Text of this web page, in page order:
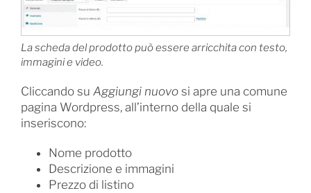
La scheda del prodotto può essere arricchita con testo,
immagini e video.
Cliccando su Aggiungi nuovosi apre una comune
pagina Wordpress, all’interno della quale si
inseriscono:
Nome prodotto
Descrizione e immagini
Prezzo di listino